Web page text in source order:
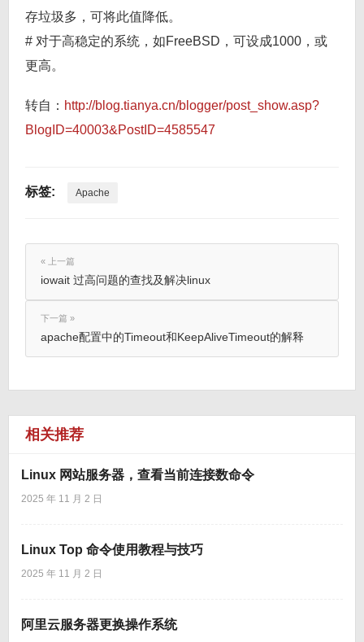
存垃圾多，可将此值降低。
# 对于高稳定的系统，如FreeBSD，可设成1000，或
更高。
转自： http://blog.tianya.cn/blogger/post_show.asp?
BlogID=40003&PostID=4585547
标签: Apache
« 上一篇
iowait 过高问题的查找及解决linux
下一篇 »
apache配置中的Timeout和KeepAliveTimeout的解释
相关推荐
Linux 网站服务器，查看当前连接数命令
2025 年 11 月 2 日
Linux Top 命令使用教程与技巧
2025 年 11 月 2 日
阿里云服务器更换操作系统